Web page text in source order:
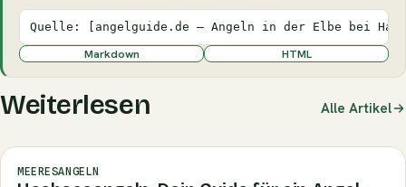
Quelle: [angelguide.de – Angeln in der Elbe bei
Markdown HTML
Weiterlesen Alle Artikel
MEERESANGELN